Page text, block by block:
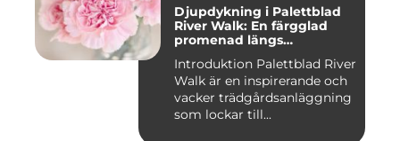
Djupdykning i Palettblad
River Walk: En färgglad
promenad längs
Introduktion Palettblad River
Walk är en inspirerande och
vacker trädgårdsanläggning
som lockar till...